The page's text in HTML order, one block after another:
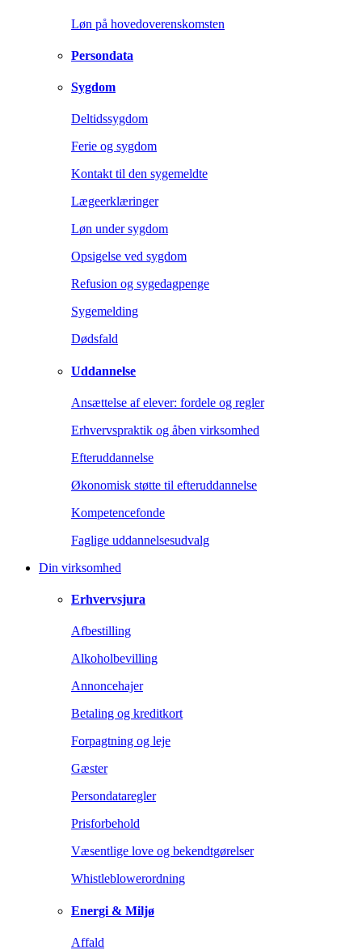
Løn på hovedoverenskomsten
Persondata
Sygdom
Deltidssygdom
Ferie og sygdom
Kontakt til den sygemeldte
Lægeerklæringer
Løn under sygdom
Opsigelse ved sygdom
Refusion og sygedagpenge
Sygemelding
Dødsfald
Uddannelse
Ansættelse af elever: fordele og regler
Erhvervspraktik og åben virksomhed
Efteruddannelse
Økonomisk støtte til efteruddannelse
Kompetencefonde
Faglige uddannelsesudvalg
Din virksomhed
Erhvervsjura
Afbestilling
Alkoholbevilling
Annoncehajer
Betaling og kreditkort
Forpagtning og leje
Gæster
Persondataregler
Prisforbehold
Væsentlige love og bekendtgørelser
Whistleblowerordning
Energi & Miljø
Affald